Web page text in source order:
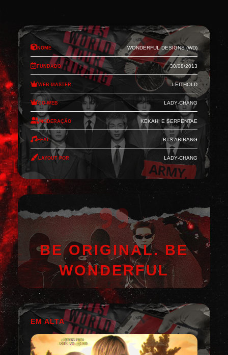
Nome Wonderful Designs (WD)
Fundado 30/08/2013
Web-Master Leithold
Co-Web Lady-Chang
Moderação Kekahi e Serpentae
Feat BTS Arirang
Layout por Lady-Chang
BE ORIGINAL. BE
WONDERFUL
EM ALTA